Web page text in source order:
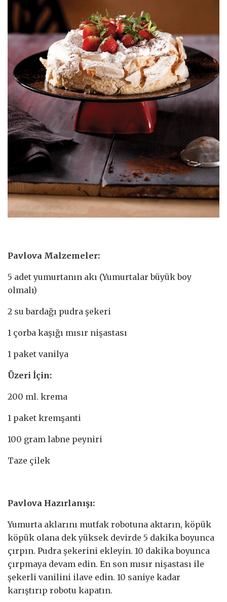
Pavlova Malzemeler:
5 adet yumurtanın akı (Yumurtalar büyük boy
olmalı)
2 su bardağı pudra şekeri
1 çorba kaşığı mısır nişastası
1 paket vanilya
Üzeri İçin:
200 ml. krema
1 paket kremşanti
100 gram labne peyniri
Taze çilek
Pavlova Hazırlanışı:
Yumurta aklarını mutfak robotuna aktarın, köpük
köpük olana dek yüksek devirde 5 dakika boyunca
çırpın. Pudra şekerini ekleyin. 10 dakika boyunca
çırpmaya devam edin. En son mısır nişastası ile
şekerli vanilini ilave edin. 10 saniye kadar
karıştırıp robotu kapatın.